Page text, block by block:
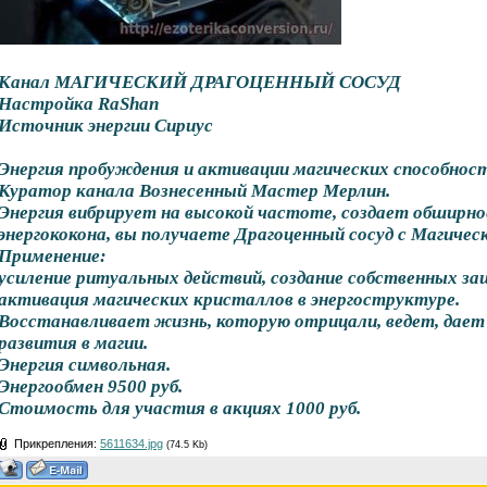
МАГИЧЕСКИЙ ДРАГОЦЕННЫЙ СОСУД
RaShan
энергии Сириус
пробуждения и активации магических
канала Вознесенный Мастер Мерлин.
вибрирует на высокой частоте, создает
вы получаете Драгоценный сосуд с
ритуальных действий, создание собственных
магических кристаллов в энергоструктуре.
жизнь, которую отрицали, ведет, дает
в магии.
символьная.
9500 руб.
для участия в акциях 1000 руб.
Прикрепления: 5611634.jpg (74.5 Kb)